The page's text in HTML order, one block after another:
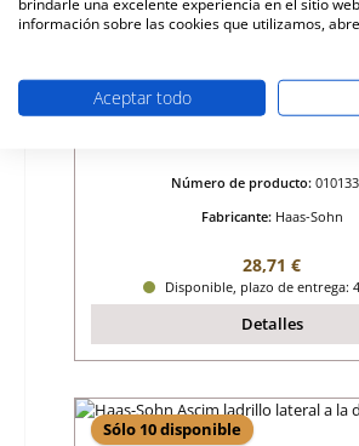
Haas-Sohn Ascim ladrillo de
Número de producto:
Fabricante: Haas-Sohn
Precio normal:
28,71 €
Disponible, plazo de entrega:
Detalles
Sólo 10 disponible
información sobre las cookies que utilizamos,
Aceptar todo